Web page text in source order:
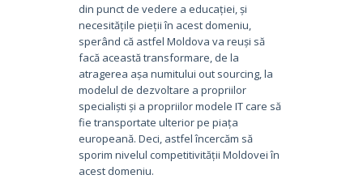
din punct de vedere a educației, și
necesitățile pieții în acest domeniu,
sperând că astfel Moldova va reuși să
facă această transformare, de la
atragerea așa numitului out sourcing, la
modelul de dezvoltare a propriilor
specialiști și a propriilor modele IT care să
fie transportate ulterior pe piața
europeană. Deci, astfel încercăm să
sporim nivelul competitivității Moldovei în
acest domeniu.